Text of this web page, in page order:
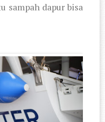
sampah dapur bisa